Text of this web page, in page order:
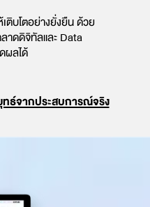
ติบโตอย่างยั่งยืน ด้วย
ดดิจิทัลและ Data
ผลได้
ธ์จากประสบการณ์จริง